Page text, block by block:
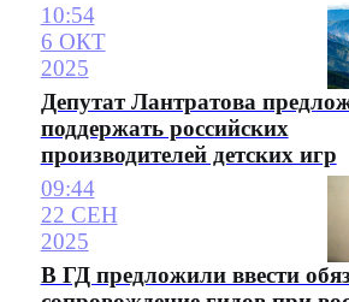
10:54
6 ОКТ
2025
Депутат Лантратова
поддержать российских
производителей детских игр
09:44
22 СЕН
2025
В ГД предложили ввести